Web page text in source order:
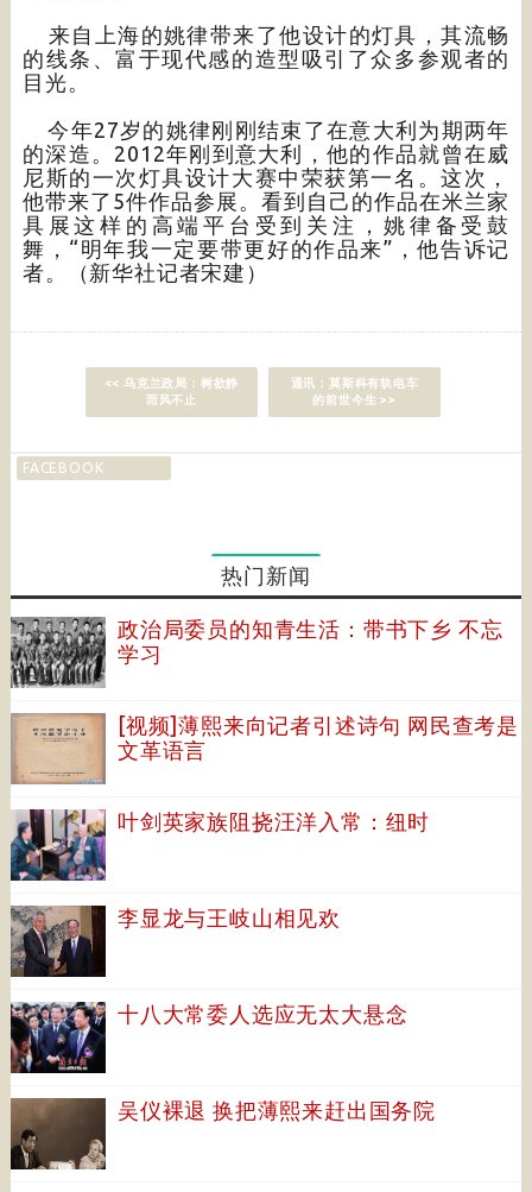
来自上海的姚律带来了他设计的灯具，其流畅
的线条、富于现代感的造型吸引了众多参观者的
目光。
今年27岁的姚律刚刚结束了在意大利为期两年
的深造。2012年刚到意大利，他的作品就曾在威
尼斯的一次灯具设计大赛中荣获第一名。这次，
他带来了5件作品参展。看到自己的作品在米兰家
具展这样的高端平台受到关注，姚律备受鼓
舞，“明年我一定要带更好的作品来”，他告诉记
者。（新华社记者宋建）
<< 乌克兰政局：树欲静
而风不止
通讯：莫斯科有轨电车
的前世今生 >>
FACEBOOK
热门新闻
政治局委员的知青生活：带书下乡 不忘
学习
[视频]薄熙来向记者引述诗句 网民查考是
文革语言
叶剑英家族阻挠汪洋入常：纽时
李显龙与王岐山相见欢
十八大常委人选应无太大悬念
吴仪裸退 换把薄熙来赶出国务院